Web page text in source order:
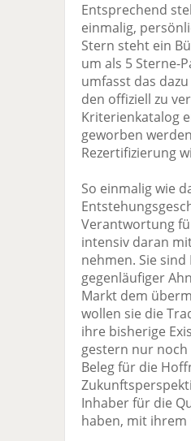
Entsprechend
einmalig,
Stern steht ein
um als 5 Sterne-
umfasst das
den offiziell zu
Kriterienkatalog
geworben
Rezertifizierung
So einmalig wie
Verantwortung
intensiv daran
nehmen. Sie
gegenläufiger
Markt dem
wollen sie die
ihre bisherige
gestern nur
Beleg für die
Inhaber für die
haben, mit ihrem